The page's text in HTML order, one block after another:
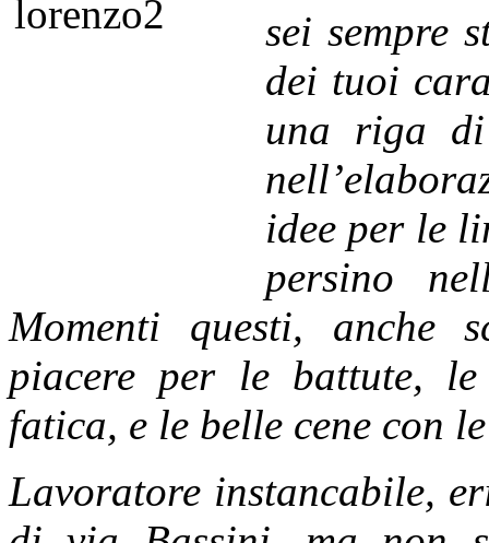
sei sempre
dei tuoi
una riga
idee per le
persino
Momenti questi, anche
piacere per le battute,
fatica, e le belle cene con
Lavoratore instancabile,